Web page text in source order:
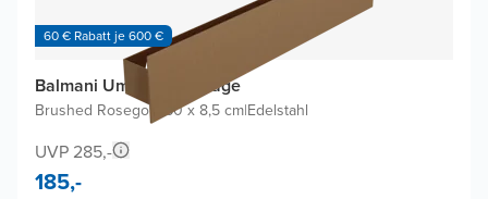
60 € Rabatt je 600 €
Balmani Uma Wandablage
Brushed Rosegold 60 x 8,5 cm|Edelstahl
UVP 285,-
185,-